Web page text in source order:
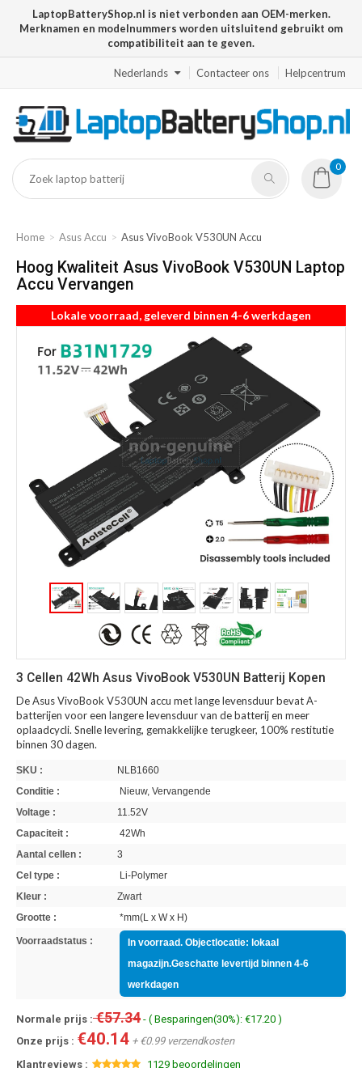
LaptopBatteryShop.nl is niet verbonden aan OEM-merken.
Merknamen en modelnummers worden uitsluitend gebruikt om
compatibiliteit aan te geven.
Nederlands Contacteer ons Helpcentrum
0
Home Asus Accu Asus VivoBook V530UN Accu
Hoog Kwaliteit Asus VivoBook V530UN Laptop
Accu Vervangen
Lokale voorraad, geleverd binnen 4-6 werkdagen
3 Cellen 42Wh Asus VivoBook V530UN Batterij Kopen
De Asus VivoBook V530UN accu met lange levensduur bevat A-
batterijen voor een langere levensduur van de batterij en meer
oplaadcycli. Snelle levering, gemakkelijke terugkeer, 100% restitutie
binnen 30 dagen.
SKU :
NLB1660
Conditie :
Nieuw, Vervangende
Voltage :
11.52V
Capaciteit :
42Wh
Aantal cellen :
3
Cel type :
Li-Polymer
Kleur :
Zwart
Grootte :
*mm(L x W x H)
Voorraadstatus :
In voorraad. Objectlocatie: lokaal
magazijn.Geschatte levertijd binnen 4-6
werkdagen
Normale prijs :€57.34 - ( Besparingen(30%): €17.20 )
Onze prijs : €40.14 + €0.99 verzendkosten
Klantreviews :
1129 beoordelingen